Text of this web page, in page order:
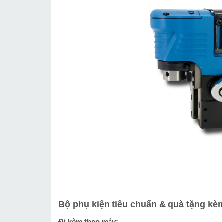
Bộ phụ kiện tiêu chuẩn & quà tặng